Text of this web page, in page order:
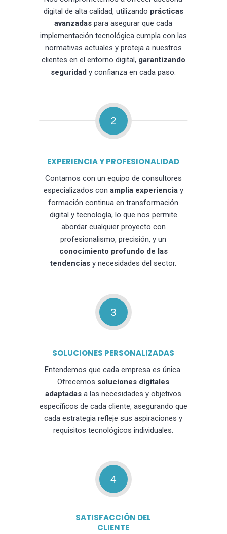
digital de alta calidad, utilizando prácticas
avanzadas para asegurar que cada
implementación tecnológica cumpla con las
normativas actuales y proteja a nuestros
clientes en el entorno digital, garantizando
seguridad y confianza en cada paso.
2
EXPERIENCIA Y PROFESIONALIDAD
Contamos con un equipo de consultores
especializados con amplia experienciay
formación continua en transformación
digital y tecnología, lo que nos permite
abordar cualquier proyecto con
profesionalismo, precisión, y un
conocimiento profundo de las
tendencias y necesidades del sector.
3
SOLUCIONES PERSONALIZADAS
Entendemos que cada empresa es única.
Ofrecemos soluciones digitales
adaptadas a las necesidades y objetivos
específicos de cada cliente, asegurando que
cada estrategia refleje sus aspiraciones y
requisitos tecnológicos individuales.
4
SATISFACCIÓN DEL
CLIENTE